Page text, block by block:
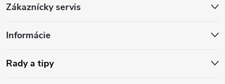
p
ä
Zákaznícky servis
Informácie
Rady a tipy